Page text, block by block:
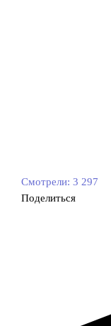
Смотрели: 3 297
Поделиться